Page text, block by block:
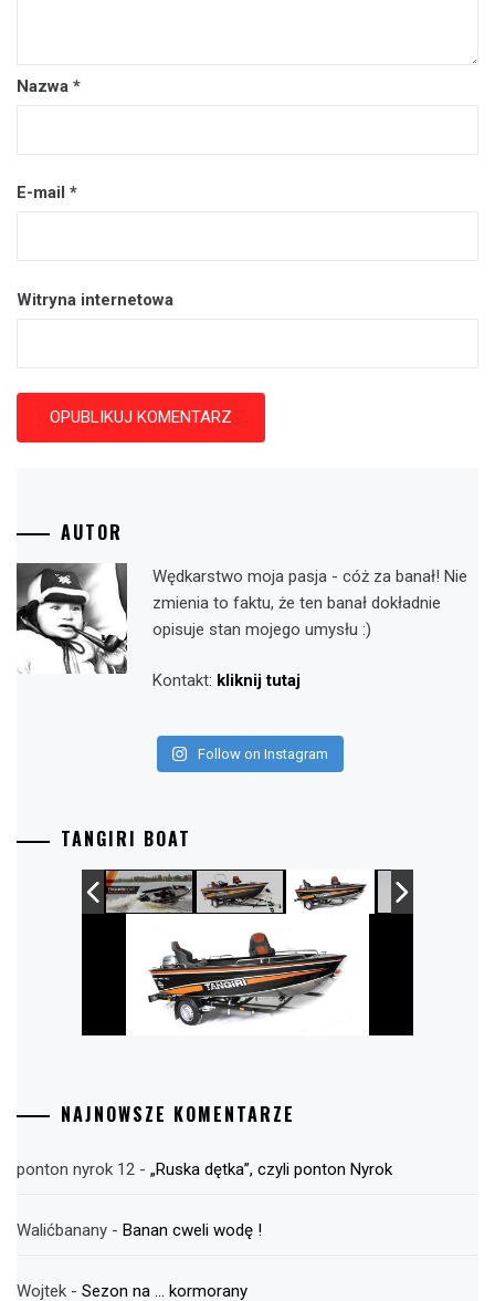
Nazwa *
E-mail *
Witryna internetowa
AUTOR
Wędkarstwo moja pasja - cóż za banał! Nie
zmienia to faktu, że ten banał dokładnie
opisuje stan mojego umysłu :)
Kontakt: kliknij tutaj
Follow on Instagram
TANGIRI BOAT
NAJNOWSZE KOMENTARZE
ponton nyrok 12 - „Ruska dętka”, czyli ponton Nyrok
Walićbanany - Banan cweli wodę !
Wojtek - Sezon na … kormorany